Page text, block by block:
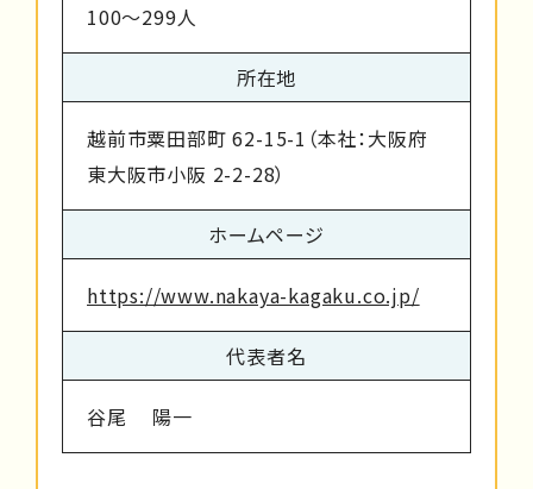
100～299人
所在地
越前市粟田部町 62-15-1（本社：大阪府
東大阪市小阪 2-2-28）
ホームページ
https://www.nakaya-kagaku.co.jp/
代表者名
谷尾 陽一